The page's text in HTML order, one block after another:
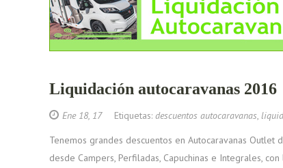
Liquidación autocaravanas 2016
Ene 18, 17Etiquetas: descuentos autocaravanas,
Tenemos grandes descuentos en Autocaravanas
desde Campers, Perfiladas, Capuchinas e Integrales,